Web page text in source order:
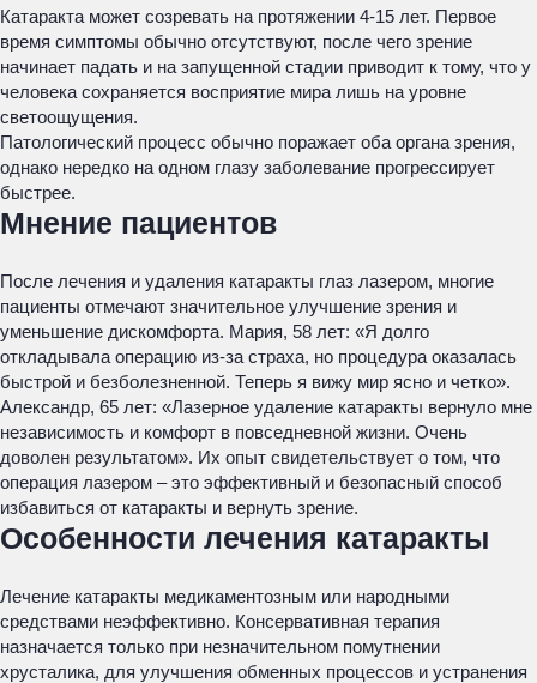
Катаракта может созревать на протяжении 4-15 лет. Первое
время симптомы обычно отсутствуют, после чего зрение
начинает падать и на запущенной стадии приводит к тому, что у
человека сохраняется восприятие мира лишь на уровне
светоощущения.
Патологический процесс обычно поражает оба органа зрения,
однако нередко на одном глазу заболевание прогрессирует
быстрее.
Мнение пациентов
После лечения и удаления катаракты глаз лазером, многие
пациенты отмечают значительное улучшение зрения и
уменьшение дискомфорта. Мария, 58 лет: «Я долго
откладывала операцию из-за страха, но процедура оказалась
быстрой и безболезненной. Теперь я вижу мир ясно и четко».
Александр, 65 лет: «Лазерное удаление катаракты вернуло мне
независимость и комфорт в повседневной жизни. Очень
доволен результатом». Их опыт свидетельствует о том, что
операция лазером – это эффективный и безопасный способ
избавиться от катаракты и вернуть зрение.
Особенности лечения катаракты
Лечение катаракты медикаментозным или народными
средствами неэффективно. Консервативная терапия
назначается только при незначительном помутнении
хрусталика, для улучшения обменных процессов и устранения